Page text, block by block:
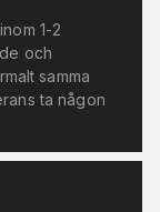
1-2
och
samma
ta någon